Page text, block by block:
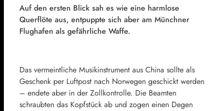
Auf den ersten Blick sah es wie eine harmlose
Querflöte aus, entpuppte sich aber am Münchner
Flughafen als gefährliche Waffe.
Das vermeintliche Musikinstrument aus China sollte als
Geschenk per Luftpost nach Norwegen geschickt werden
– endete aber in der Zollkontrolle. Die Beamten
schraubten das Kopfstück ab und zogen einen Degen